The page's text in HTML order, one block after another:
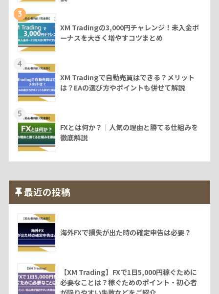
3
XM Tradingの3,000円チャレンジ！未入金ボ
ーナスを大きく増やすコツまとめ
4
XM Tradingで自動売買はできる？メリット
は？EAの選び方やポイントも併せて解説
5
FXとは何か？｜人気の理由と勝てる仕組みを
徹底解説
最近の投稿
海外FXで損失が出た時の確定申告は必要？
【XM Trading】FXで1日5,000円稼ぐために
必要なことは？稼ぐためのポイント・初心者